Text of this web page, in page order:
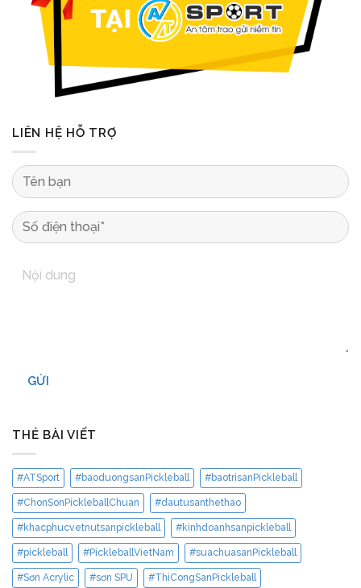
LIÊN HỆ HỖ TRỢ
GỬI
THẺ BÀI VIẾT
#ATSport #baoduongsanPickleball #baotrisanPickleball
#ChonSonPickleballChuan #dautusanthethao
#khacphucvetnutsanpickleball #kinhdoanhsanpickleball
#pickleball #PickleballVietNam #suachuasanPickleball
#Sơn Acrylic #sơn SPU #ThiCongSanPickleball